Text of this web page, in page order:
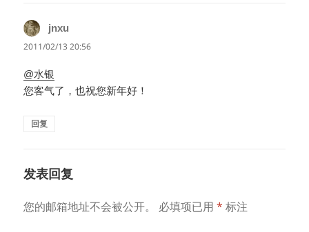
jnxu
道：
2011/02/13 20:56
@水银
您客气了，也祝您新年好！
回复
发表回复
您的邮箱地址不会被公开。 必填项已用* 标注